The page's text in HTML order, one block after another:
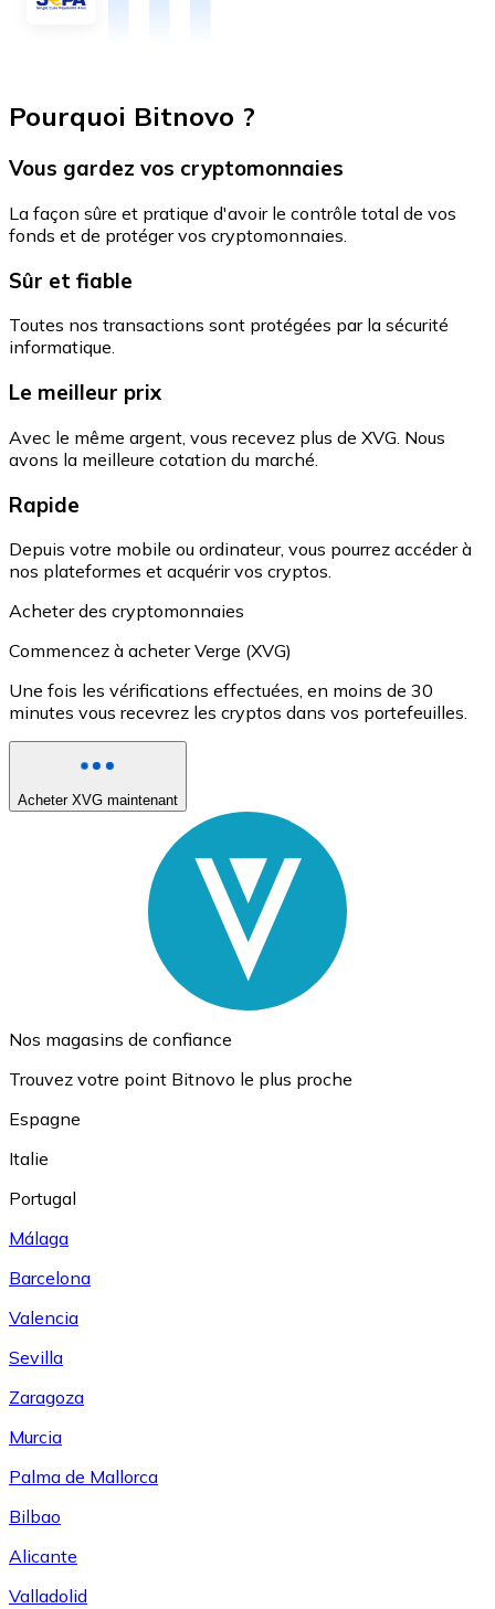
Pourquoi Bitnovo ?
Vous gardez vos cryptomonnaies
La façon sûre et pratique d'avoir le contrôle total de vos
fonds et de protéger vos cryptomonnaies.
Sûr et fiable
Toutes nos transactions sont protégées par la sécurité
informatique.
Le meilleur prix
Avec le même argent, vous recevez plus de XVG. Nous
avons la meilleure cotation du marché.
Rapide
Depuis votre mobile ou ordinateur, vous pourrez accéder à
nos plateformes et acquérir vos cryptos.
Acheter des cryptomonnaies
Commencez à acheter Verge (XVG)
Une fois les vérifications effectuées, en moins de 30
minutes vous recevrez les cryptos dans vos portefeuilles.
Acheter XVG maintenant
Nos magasins de confiance
Trouvez votre point Bitnovo le plus proche
Espagne
Italie
Portugal
Málaga
Barcelona
Valencia
Sevilla
Zaragoza
Murcia
Palma de Mallorca
Bilbao
Alicante
Valladolid